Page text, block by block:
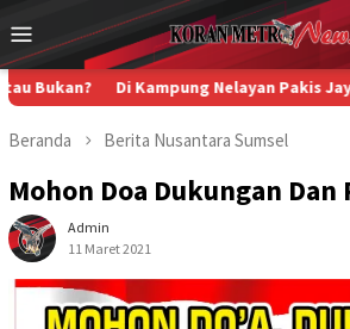
ke
konten
Menu
Mobile
Di Kampung Nelayan Pakis Jaya
Beranda Berita Nusantara Sumsel
Mohon Doa Dukungan
Admin
11 Maret 2021